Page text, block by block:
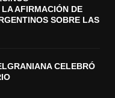
AFIRMACIÓN DE
SOBRE LAS
CELEBRÓ